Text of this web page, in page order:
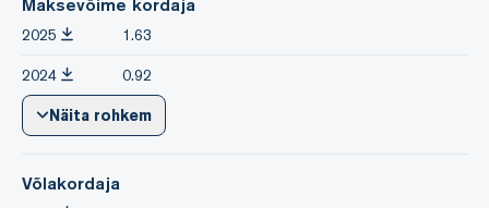
2025 1.63
2024 0.92
Näita rohkem
Võlakordaja